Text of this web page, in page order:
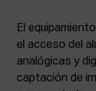
El
el acceso del
analógicas y
captación de